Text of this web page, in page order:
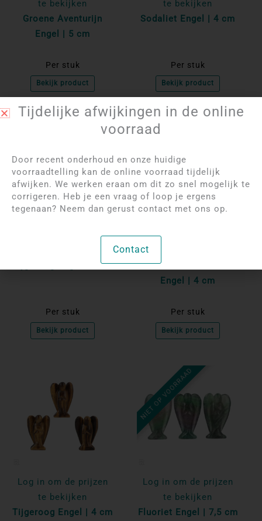
te bekijken
Groene Aventurijn
Engel | 5 cm
Per stuk
Bekijk product
te bekijken
Sodaliet Engel | 4 cm
Per stuk
Bekijk product
NIET OP VOORRAAD
Log in om de prijzen
Tijgeroog Engel | 5 cm
Per stuk
Bekijk product
NIET OP VOORRAAD
Log in om de prijzen
Zwarte Obsidiaan
Engel | 4 cm
Per stuk
Bekijk product
Log in om de prijzen
te bekijken
Tijgeroog Engel | 4 cm
NIET OP VOORRAAD
Log in om de prijzen
te bekijken
Fluoriet Engel | 7,5 cm
Tijdelijke afwijkingen in de online
voorraad
Door recent onderhoud en onze huidige
voorraadtelling kan de online voorraad tijdelijk
afwijken. We werken eraan om dit zo snel mogelijk te
corrigeren. Heb je een vraag of loop je ergens
tegenaan? Neem dan gerust contact met ons op.
Contact